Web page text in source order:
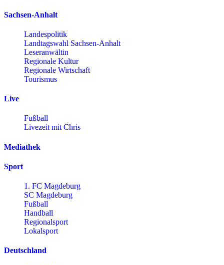
Sachsen-Anhalt
Landespolitik
Landtagswahl Sachsen-Anhalt
Leseranwältin
Regionale Kultur
Regionale Wirtschaft
Tourismus
Live
Fußball
Livezeit mit Chris
Mediathek
Sport
1. FC Magdeburg
SC Magdeburg
Fußball
Handball
Regionalsport
Lokalsport
Deutschland